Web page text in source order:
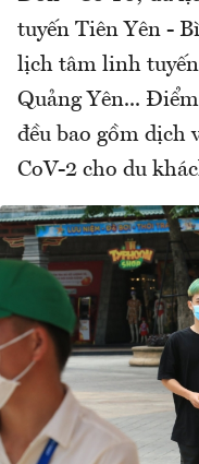
tuyến Tiên Yên -
lịch tâm linh
Quảng Yên...
đều bao gồm dịch
CoV-2 cho du